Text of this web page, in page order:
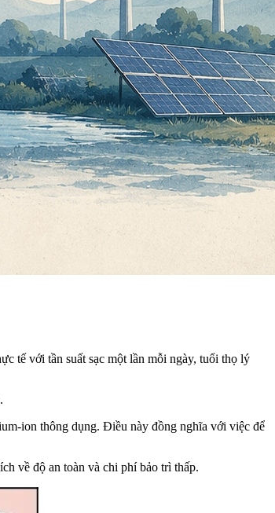
tế với tần suất sạc một lần mỗi ngày, tuổi thọ lý
ion thông dụng. Điều này đồng nghĩa với việc để
về độ an toàn và chi phí bảo trì thấp.